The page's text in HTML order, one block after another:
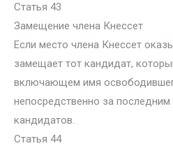
Статья 43
Замещение члена Кнессет
Если место члена Кнессет
замещает тот кандидат,
включающем имя
непосредственно за
кандидатов.
Статья 44